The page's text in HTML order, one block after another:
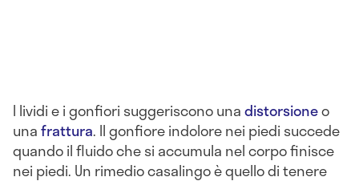
I lividi e i gonfiori suggeriscono unadistorsioneo
unafrattura. Il gonfiore indolore nei piedi succede
quando il fluido che si accumula nel corpo finisce
nei piedi. Un rimedio casalingo è quello di tenere